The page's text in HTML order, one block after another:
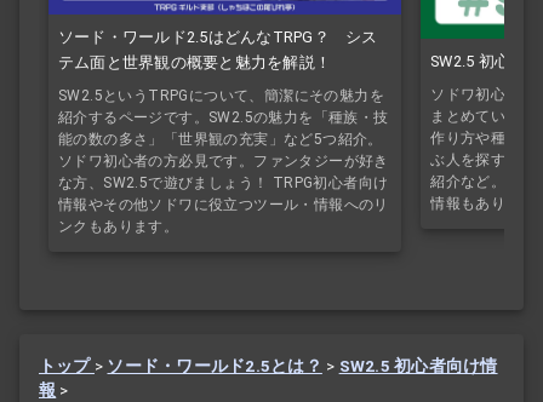
ソード・ワールド2.5はどんなTRPG？ シス
テム面と世界観の概要と魅力を解説！
SW2.5というTRPGについて、簡潔にその魅力を
紹介するページです。SW2.5の魅力を「種族・技
能の数の多さ」「世界観の充実」など5つ紹介。
ソドワ初心者の方必見です。ファンタジーが好き
な方、SW2.5で遊びましょう！ TRPG初心者向け
情報やその他ソドワに役立つツール・情報へのリ
ンクもあります。
SW2.5 初心者
ソドワ初心者・
まとめているペ
作り方や種族や
ぶ人を探すのに
紹介など。シナ
情報もあり。
トップ > ソード・ワールド2.5とは？ > SW2.5 初心者向け情
報 >